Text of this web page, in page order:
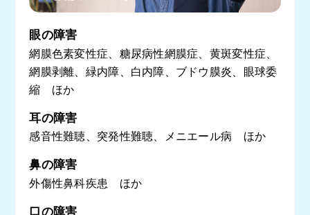
眼の障害
網膜色素変性症、糖尿病性網膜症、黄斑変性症、
網膜剥離、緑内障、白内障、ブドウ膜炎、眼球委
縮 ほか
耳の障害
感音性難聴、突発性難聴、メニエール病 ほか
鼻の障害
外傷性鼻科疾患 ほか
口の障害